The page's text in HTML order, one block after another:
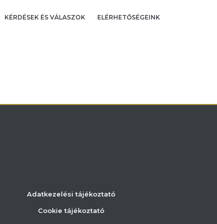
KÉRDÉSEK ÉS VÁLASZOK ELÉRHETŐSÉGEINK
Adatkezelési tájékoztató
Cookie tájékoztató